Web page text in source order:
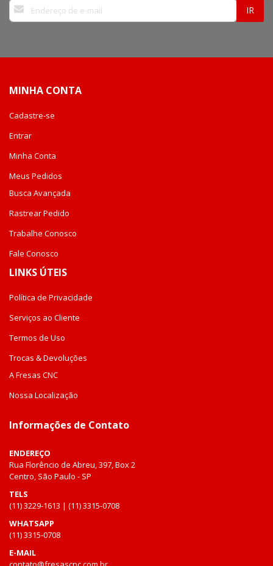
Inscreva-
se
na
IR
MINHA CONTA
Cadastre-se
Entrar
Minha Conta
Meus Pedidos
Busca Avançada
Rastrear Pedido
Trabalhe Conosco
Fale Conosco
LINKS ÚTEIS
Política de Privacidade
Serviços ao Cliente
Termos de Uso
Trocas & Devoluções
A Fresas CNC
Nossa Localização
Informações de Contato
ENDEREÇO
Rua Florêncio de Abreu, 397, Box 2
Centro, São Paulo - SP
TELS
(11) 3229-1613 | (11) 3315-0708
WHATSAPP
(11) 3315-0708
E-MAIL